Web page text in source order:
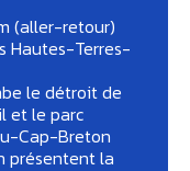
(aller-retour)
Hautes-Terres-
le détroit de
et le parc
Cap-Breton
présentent la